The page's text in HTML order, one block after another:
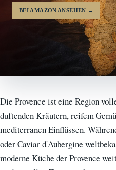
BEI AMAZON ANSEHEN →
Die Provence ist eine Region
duftenden Kräutern, reifem
mediterranen Einflüssen.
oder Caviar d'Aubergine
moderne Küche der Provence